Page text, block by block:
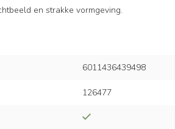
en strakke vormgeving.
6011436439498
126477